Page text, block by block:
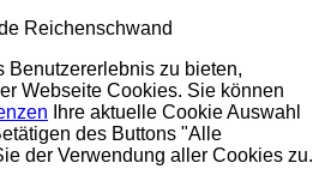
Benutzererlebnis zu bieten,
Webseite Cookies. Sie können
Ihre aktuelle Cookie Auswahl
des Buttons "Alle
der Verwendung aller Cookies zu.